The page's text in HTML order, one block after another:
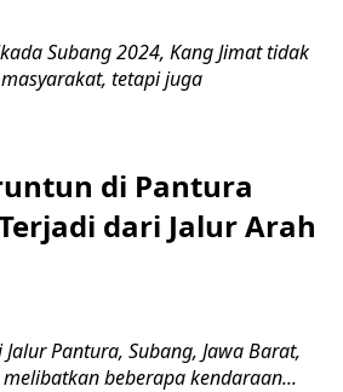
Subang 2024, Kang Jimat tidak
tetapi juga
di Pantura
dari Jalur Arah
Pantura, Subang, Jawa Barat,
beberapa kendaraan...